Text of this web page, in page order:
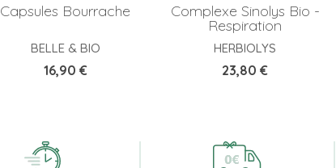
Capsules Bourrache
BELLE & BIO
Prix
16,90 €
Complexe Sinolys Bio -
Respiration
HERBIOLYS
Prix
23,80 €